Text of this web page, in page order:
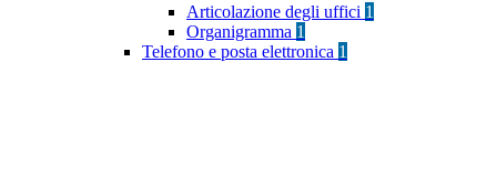
Articolazione degli uffici 1
Organigramma 1
Telefono e posta elettronica 1